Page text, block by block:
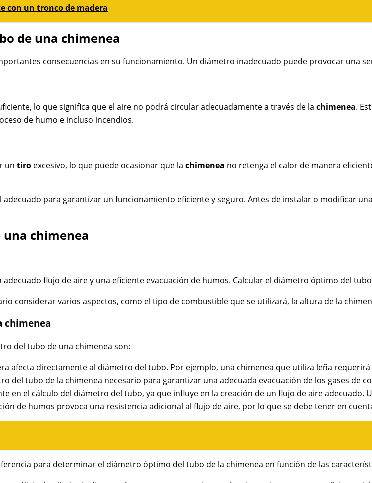
con un tronco de madera
de una chimenea
consecuencias en su funcionamiento. Un diámetro inadecuado puede provocar una
lo que significa que el aire no podrá circular adecuadamente a través de la chimenea.
de humo e incluso incendios.
un tiro excesivo, lo que puede ocasionar que la chimenea no retenga el calor de manera
adecuado para garantizar un funcionamiento eficiente y seguro. Antes de instalar o modificar
chimenea
flujo de aire y una eficiente evacuación de humos. Calcular el diámetro óptimo del
considerar varios aspectos, como el tipo de combustible que se utilizará, la altura de la
chimenea
del tubo de una chimenea son:
afecta directamente al diámetro del tubo. Por ejemplo, una chimenea que utiliza leña
del tubo de la chimenea necesario para garantizar una adecuada evacuación de los gases de
en el cálculo del diámetro del tubo, ya que influye en la creación de un flujo de aire
de humos provoca una resistencia adicional al flujo de aire, por lo que se debe tener en
para determinar el diámetro óptimo del tubo de la chimenea en función de las